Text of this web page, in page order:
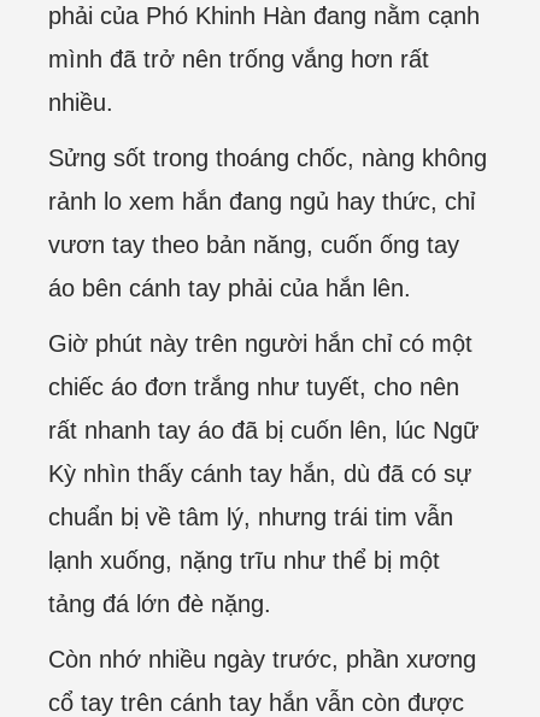
phải của Phó Khinh Hàn đang nằm cạnh
mình đã trở nên trống vắng hơn rất
nhiều.
Sửng sốt trong thoáng chốc, nàng không
rảnh lo xem hắn đang ngủ hay thức, chỉ
vươn tay theo bản năng, cuốn ống tay
áo bên cánh tay phải của hắn lên.
Giờ phút này trên người hắn chỉ có một
chiếc áo đơn trắng như tuyết, cho nên
rất nhanh tay áo đã bị cuốn lên, lúc Ngữ
Kỳ nhìn thấy cánh tay hắn, dù đã có sự
chuẩn bị về tâm lý, nhưng trái tim vẫn
lạnh xuống, nặng trĩu như thể bị một
tảng đá lớn đè nặng.
Còn nhớ nhiều ngày trước, phần xương
cổ tay trên cánh tay hắn vẫn còn được